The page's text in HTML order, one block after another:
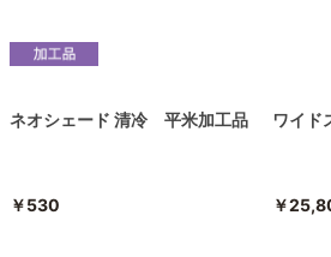
ネオシェード 清冷 平米加工品
￥530
ワイド
￥